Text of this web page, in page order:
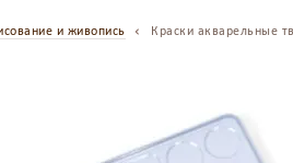
и живопись Краски акварельные